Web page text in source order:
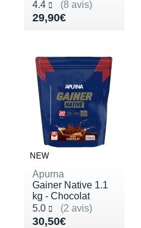
4.4
(8 avis)
Noté 4.4 sur 5
29,90€
Vendu 29,90€
NEW
Apurna
Gainer Native 1.1
kg - Chocolat
5.0
(2 avis)
Noté 5.0 sur 5
30,50€
Vendu 30,50€